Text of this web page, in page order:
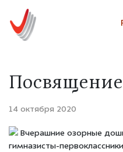
14 октября 2020
Вчерашние озорные
гимназисты-